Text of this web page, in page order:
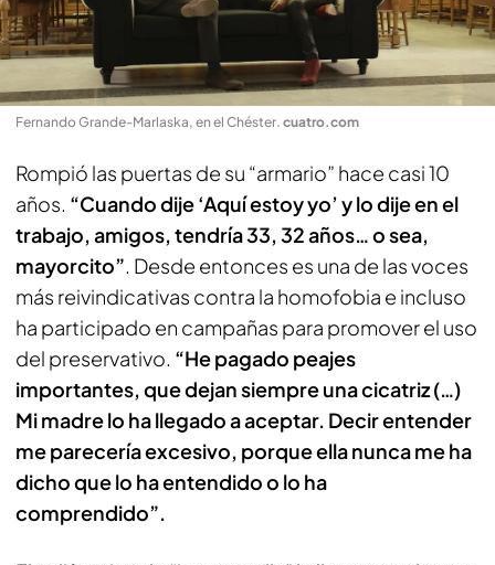
Fernando Grande-Marlaska, en el Chéster. cuatro.com
Rompió las puertas de su “armario” hace casi 10
años. “Cuando dije ‘Aquí estoy yo’ y lo dije en el
trabajo, amigos, tendría 33, 32 años… o sea,
mayorcito”. Desde entonces es una de las voces
más reivindicativas contra la homofobia e incluso
ha participado en campañas para promover el uso
del preservativo. “He pagado peajes
importantes, que dejan siempre una cicatriz (…)
Mi madre lo ha llegado a aceptar. Decir entender
me parecería excesivo, porque ella nunca me ha
dicho que lo ha entendido o lo ha
comprendido”.